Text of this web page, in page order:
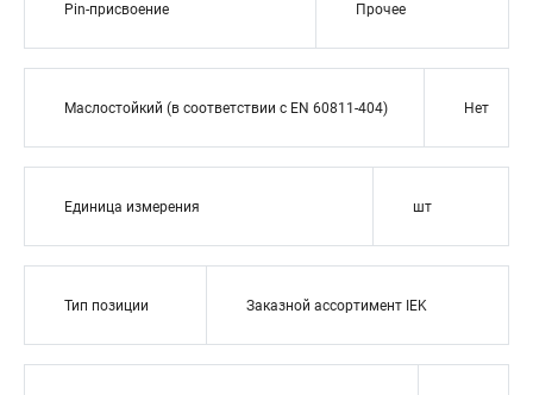
Pin-присвоение Прочее
Маслостойкий (в соответствии с EN 60811-404) Нет
Единица измерения шт
Тип позиции Заказной ассортимент IEK